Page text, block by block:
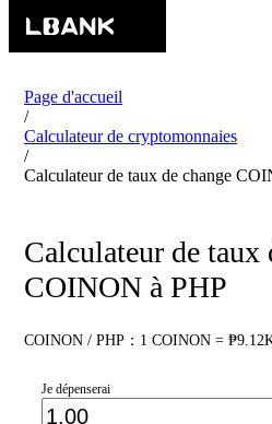
Page d'accueil
/
Calculateur de cryptomonnaies
/
Calculateur de taux de change
Calculateur de taux
COINON à PHP
COINON / PHP：1 COINON =
Je dépenserai